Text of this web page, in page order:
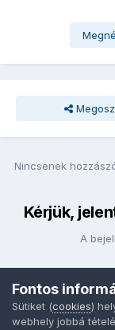
Nincsenek
Kérjük,
A
Fontos
Sütiket (cookies)
webhely jobbá